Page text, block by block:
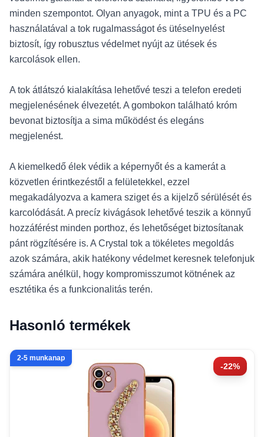
minden szempontot. Olyan anyagok, mint a TPU és a PC
használatával a tok rugalmasságot és ütéselnyelést
biztosít, így robusztus védelmet nyújt az ütések és
karcolások ellen.
A tok átlátszó kialakítása lehetővé teszi a telefon eredeti
megjelenésének élvezetét. A gombokon található króm
bevonat biztosítja a sima működést és elegáns
megjelenést.
A kiemelkedő élek védik a képernyőt és a kamerát a
közvetlen érintkezéstől a felületekkel, ezzel
megakadályozva a kamera sziget és a kijelző sérülését és
karcolódását. A precíz kivágások lehetővé teszik a könnyű
hozzáférést minden porthoz, és lehetőséget biztosítanak
pánt rögzítésére is. A Crystal tok a tökéletes megoldás
azok számára, akik hatékony védelmet keresnek telefonjuk
számára anélkül, hogy kompromisszumot kötnének az
esztétika és a funkcionalitás terén.
Hasonló termékek
-22%
2-5 munkanap